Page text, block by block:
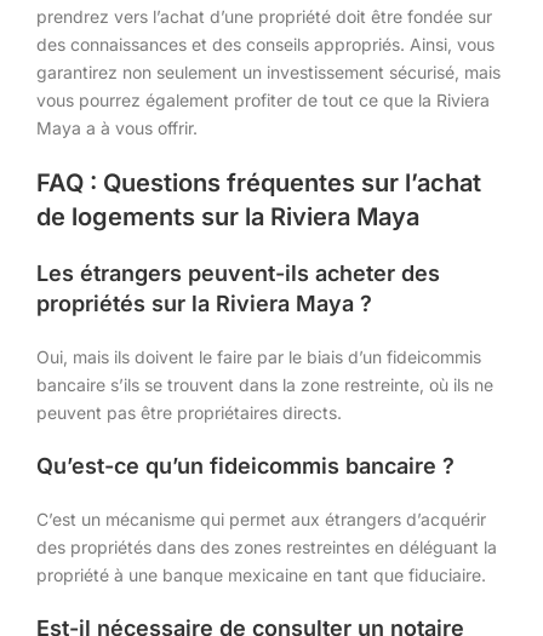
prendrez vers l’achat d’une propriété doit être fondée sur
des connaissances et des conseils appropriés. Ainsi, vous
garantirez non seulement un investissement sécurisé, mais
vous pourrez également profiter de tout ce que la Riviera
Maya a à vous offrir.
FAQ : Questions fréquentes sur l’achat
de logements sur la Riviera Maya
Les étrangers peuvent-ils acheter des
propriétés sur la Riviera Maya ?
Oui, mais ils doivent le faire par le biais d’un fideicommis
bancaire s’ils se trouvent dans la zone restreinte, où ils ne
peuvent pas être propriétaires directs.
Qu’est-ce qu’un fideicommis bancaire ?
C’est un mécanisme qui permet aux étrangers d’acquérir
des propriétés dans des zones restreintes en déléguant la
propriété à une banque mexicaine en tant que fiduciaire.
Est-il nécessaire de consulter un notaire